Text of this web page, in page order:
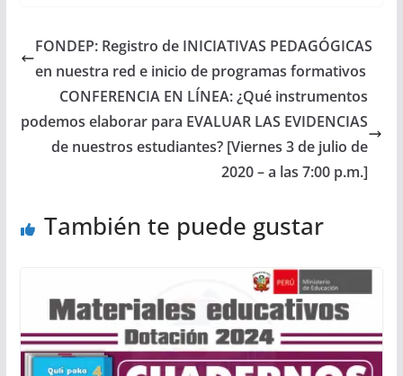
FONDEP: Registro de INICIATIVAS PEDAGÓGICAS
en nuestra red e inicio de programas formativos
CONFERENCIA EN LÍNEA: ¿Qué instrumentos
podemos elaborar para EVALUAR LAS EVIDENCIAS
de nuestros estudiantes? [Viernes 3 de julio de
2020 – a las 7:00 p.m.]
También te puede gustar